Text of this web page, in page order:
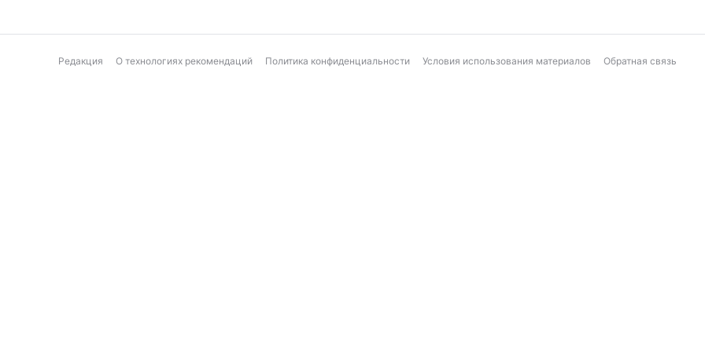
Редакция О технологиях рекомендаций Политика конфиденциальности Условия использования материалов Обратная связь